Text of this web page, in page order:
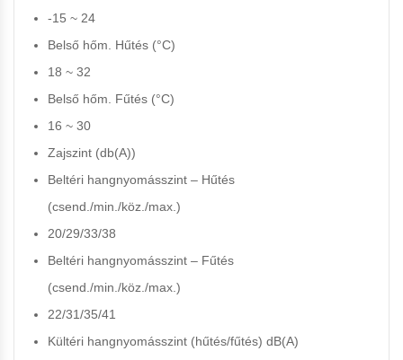
-15 ~ 24
Belső hőm. Hűtés (°C)
18 ~ 32
Belső hőm. Fűtés (°C)
16 ~ 30
Zajszint (db(A))
Beltéri hangnyomásszint – Hűtés
(csend./min./köz./max.)
20/29/33/38
Beltéri hangnyomásszint – Fűtés
(csend./min./köz./max.)
22/31/35/41
Kültéri hangnyomásszint (hűtés/fűtés) dB(A)